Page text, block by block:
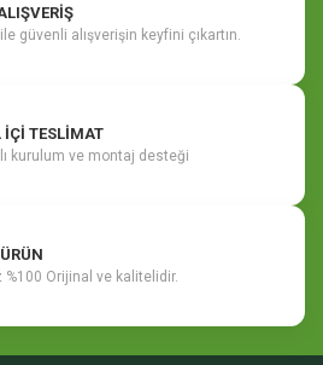
güvenli alışverişin keyfini çıkartın.
İÇİ TESLİMAT
kurulum ve montaj desteği
%100 Orijinal ve kalitelidir.